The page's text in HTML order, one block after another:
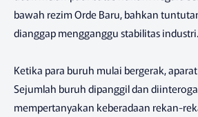
bawah rezim Orde Baru, bahkan
dianggap mengganggu stabilitas industri.
Ketika para buruh mulai bergerak,
Sejumlah buruh dipanggil dan
mempertanyakan keberadaan rekan-